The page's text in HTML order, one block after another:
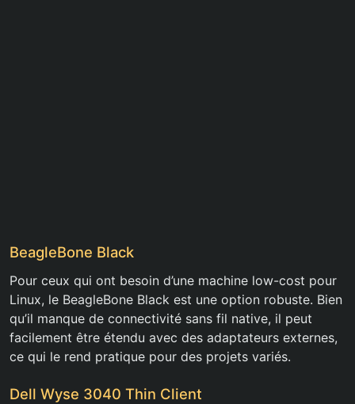
BeagleBone Black
Pour ceux qui ont besoin d’une machine low-cost pour
Linux, le BeagleBone Black est une option robuste. Bien
qu’il manque de connectivité sans fil native, il peut
facilement être étendu avec des adaptateurs externes,
ce qui le rend pratique pour des projets variés.
Dell Wyse 3040 Thin Client